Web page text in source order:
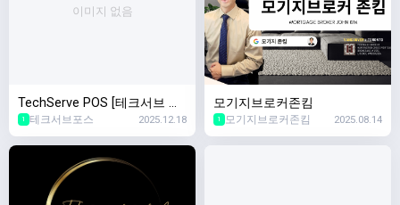
이미지 없음
TechServe POS [테크서브 포
스]
1 테크서브포스 2025.12.18
모기지브로커존킴
1 모기지브로커존킴 2025.08.14